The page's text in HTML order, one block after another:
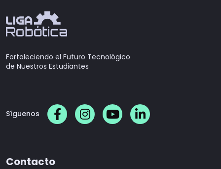
Fortaleciendo el Futuro Tecnológico
de Nuestros Estudiantes
Síguenos
Contacto